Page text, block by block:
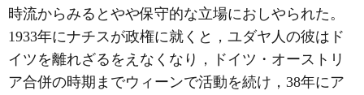
時流からみるとやや保守的な立場におしやられた。
1933年にナチスが政権に就くと，ユダヤ人の彼はド
イツを離れざるをえなくなり，ドイツ・オーストリ
ア合併の時期までウィーンで活動を続け，38年にア